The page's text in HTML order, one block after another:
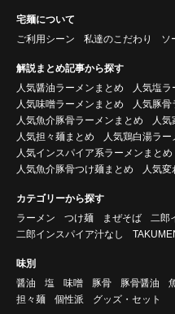
宅麺について
ご利用シーン
私達のこだわり ソ
解説まとめ記事から探す
人気醤油ラーメンまとめ
人気塩ラ
人気味噌ラーメンまとめ
人気豚骨
人気魚介豚骨ラーメンまとめ
人気
人気担々麺まとめ
人気鶏白湯ラー
人気インスパイア系ラーメンまとめ
人気魚介豚骨つけ麺まとめ
人気変
カテゴリーから探す
ラーメン
つけ麺 まぜそば
二郎
二郎インスパイア汁なし
味別
醤油
塩 味噌 豚骨 豚骨醤油
担々麺
個性派 グッズ・セット